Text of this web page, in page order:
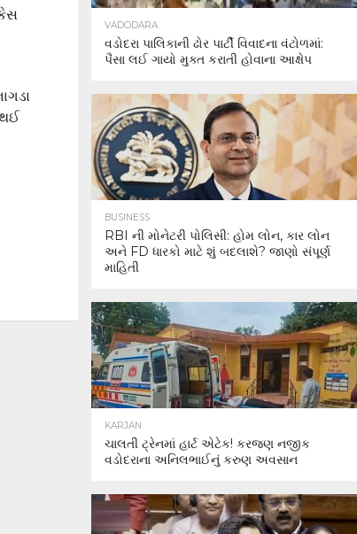
થઈ
VADODARA
વડોદરા પાલિકાની ઢોર પાર્ટી વિવાદના વંટોળમાં:
પૈસા લઈ ગાયો મુક્ત કરાતી હોવાના આક્ષેપ
BUSINESS
RBI ની મોનેટરી પોલિસી: હોમ લોન, કાર લોન
અને FD ધારકો માટે શું બદલાશે? જાણો સંપૂર્ણ
માહિતી
KARJAN
ચાલતી ટ્રેનમાં હાર્ટ એટેક! કરજણ નજીક
વડોદરાના અનિલભાઈનું કરુણ અવસાન